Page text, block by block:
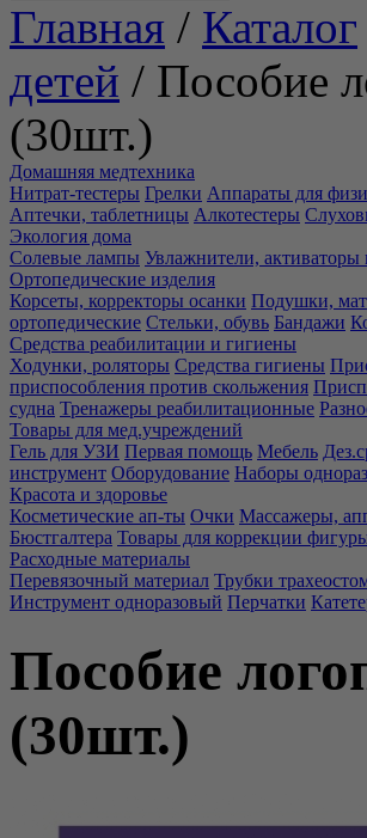
Главная / Каталог
детей / Пособие
(30шт.)
Домашняя медтехника
Нитрат-тестеры Грелки Аппараты для
Аптечки, таблетницы Алкотестеры
Экология дома
Солевые лампы Увлажнители, активаторы
Ортопедические изделия
Корсеты, корректоры осанки Подушки,
ортопедические Стельки, обувь Бандажи
Средства реабилитации и гигиены
Ходунки, роляторы Средства гигиены
приспособления против скольжения
судна Тренажеры реабилитационные
Товары для мед.учреждений
Гель для УЗИ Первая помощь Мебель
инструмент Оборудование Наборы
Красота и здоровье
Косметические ап-ты Очки Массажеры,
Бюстгалтера Товары для коррекции
Расходные материалы
Перевязочный материал Трубки
Инструмент одноразовый Перчатки
Пособие
(30шт.)